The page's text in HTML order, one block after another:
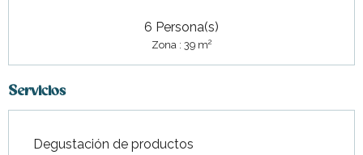
6 Persona(s)
Zona : 39 m2
Servicios
Degustación de productos